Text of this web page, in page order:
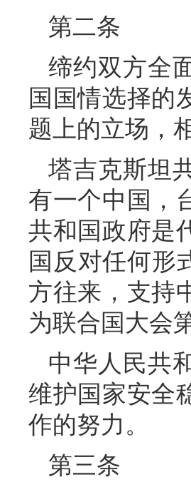
第二条
缔约双方全
国国情选择的
题上的立场，
塔吉克斯坦
有一个中国，
共和国政府是
国反对任何形
方往来，支持
为联合国大会
中华人民共
维护国家安全
作的努力。
第三条